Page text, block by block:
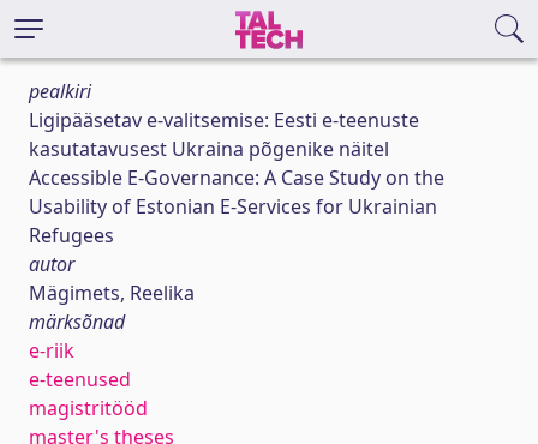
pealkiri
Ligipääsetav e-valitsemise: Eesti e-teenuste
kasutatavusest Ukraina põgenike näitel
Accessible E-Governance: A Case Study on the
Usability of Estonian E-Services for Ukrainian
Refugees
autor
Mägimets, Reelika
märksõnad
e-riik
e-teenused
magistritööd
master's theses